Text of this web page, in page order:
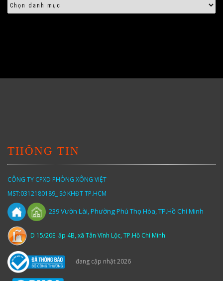
THÔNG TIN
CÔNG TY CPXD PHÒNG XÔNG VIỆT
MST:0312180189_ Sở KHĐT TP.HCM
239Vườn Lài,Phường Phú Thọ Hòa, TP.Hồ Chí Minh
D 15/20E ấp 4B, xã Tân Vĩnh Lộc, TP.Hồ Chí Minh
đang cập nhật 2026